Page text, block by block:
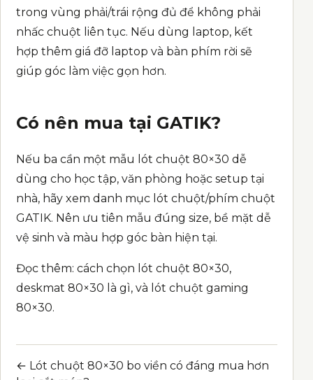
trong vùng phải/trái rộng đủ để không phải
nhấc chuột liên tục. Nếu dùng laptop, kết
hợp thêm giá đỡ laptop và bàn phím rời sẽ
giúp góc làm việc gọn hơn.
Có nên mua tại GATIK?
Nếu ba cần một mẫu lót chuột 80×30 dễ
dùng cho học tập, văn phòng hoặc setup tại
nhà, hãy xem danh mục lót chuột/phím chuột
GATIK. Nên ưu tiên mẫu đúng size, bề mặt dễ
vệ sinh và màu hợp góc bàn hiện tại.
Đọc thêm:cách chọn lót chuột 80×30,
deskmat 80×30 là gì, và lót chuột gaming
80×30.
Post navigation
← Lót chuột 80×30 bo viền có đáng mua hơn